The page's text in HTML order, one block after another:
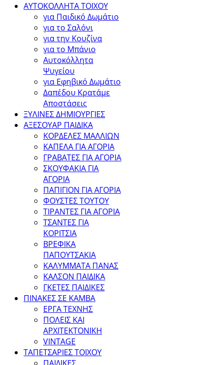
ΑΥΤΟΚΟΛΛΗΤΑ ΤΟΙΧΟΥ
για Παιδικό Δωμάτιο
για το Σαλόνι
για την Κουζίνα
για το Μπάνιο
Αυτοκόλλητα
Ψυγείου
για Εφηβικό Δωμάτιο
Δαπέδου Κρατάμε
Αποστάσεις
ΞΥΛΙΝΕΣ ΔΗΜΙΟΥΡΓΙΕΣ
ΑΞΕΣΟΥΑΡ ΠΑΙΔΙΚΑ
ΚΟΡΔΕΛΕΣ ΜΑΛΛΙΩΝ
ΚΑΠΕΛΑ ΓΙΑ ΑΓΟΡΙΑ
ΓΡΑΒΑΤΕΣ ΓΙΑ ΑΓΟΡΙΑ
ΣΚΟΥΦΑΚΙΑ ΓΙΑ
ΑΓΟΡΙΑ
ΠΑΠΙΓΙΟΝ ΓΙΑ ΑΓΟΡΙΑ
ΦΟΥΣΤΕΣ ΤΟΥΤΟΥ
ΤΙΡΑΝΤΕΣ ΓΙΑ ΑΓΟΡΙΑ
ΤΣΑΝΤΕΣ ΓΙΑ
ΚΟΡΙΤΣΙΑ
ΒΡΕΦΙΚΑ
ΠΑΠΟΥΤΣΑΚΙΑ
ΚΑΛΥΜΜΑΤΑ ΠΑΝΑΣ
ΚΑΛΣΟΝ ΠΑΙΔΙΚΑ
ΓΚΕΤΕΣ ΠΑΙΔΙΚΕΣ
ΠΙΝΑΚΕΣ ΣΕ ΚΑΜΒΑ
ΕΡΓΑ ΤΕΧΝΗΣ
ΠΟΛΕΙΣ ΚΑΙ
ΑΡΧΙΤΕΚΤΟΝΙΚΗ
VINTAGE
ΤΑΠΕΤΣΑΡΙΕΣ ΤΟΙΧΟΥ